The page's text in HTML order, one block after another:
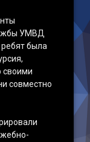
УМВД
была
своими
совместно